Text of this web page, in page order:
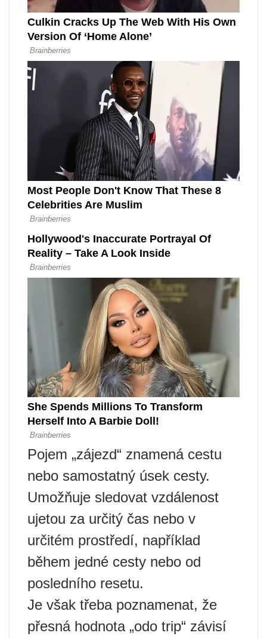
Pojem „zájezd“ znamená cestu
nebo samostatný úsek cesty.
Umožňuje sledovat vzdálenost
ujetou za určitý čas nebo v
určitém prostředí, například
během jedné cesty nebo od
posledního resetu.
Je však třeba poznamenat, že
přesná hodnota „odo trip“ závisí